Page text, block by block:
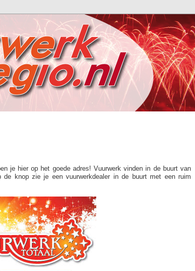
je hier op het goede adres! Vuurwerk vinden in de buurt van
knop zie je een vuurwerkdealer in de buurt met een ruim